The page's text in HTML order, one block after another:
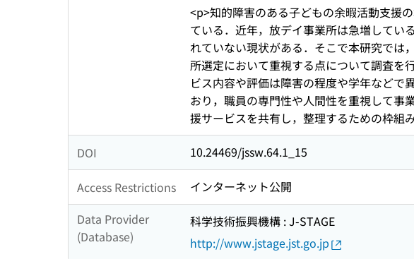
<p>知的障害のある子どもの余暇活動支援
ている．近年，放デイ事業所は急増してい
れていない現状がある．そこで本研究では
所選定において重視する点について調査を
ビス内容や評価は障害の程度や学年などで
おり，職員の専門性や人間性を重視して事
援サービスを共有し，整理するための枠組
DOI 10.24469/jssw.64.1_15
Access Restrictions
インターネット公開
Data Provider
(Database)
科学技術振興機構 : J-STAGE
http://www.jstage.jst.go.jp